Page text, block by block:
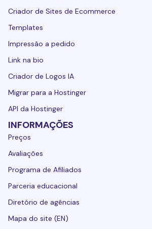
Criador de Sites de Ecommerce
Templates
Impressão a pedido
Link na bio
Criador de Logos IA
Migrar para a Hostinger
API da Hostinger
INFORMAÇÕES
Preços
Avaliações
Programa de Afiliados
Parceria educacional
Diretório de agências
Mapa do site (EN)